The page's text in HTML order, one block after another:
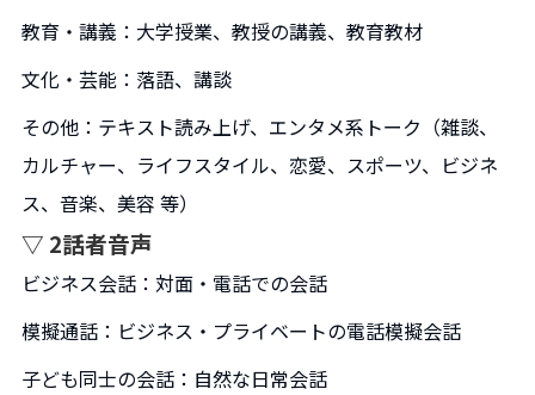
教育・講義：大学授業、教授の講義、教育教材
文化・芸能：落語、講談
その他：テキスト読み上げ、エンタメ系トーク（雑談、
カルチャー、ライフスタイル、恋愛、スポーツ、ビジネ
ス、音楽、美容 等）
▽ 2話者音声
ビジネス会話：対面・電話での会話
模擬通話：ビジネス・プライベートの電話模擬会話
子ども同士の会話：自然な日常会話